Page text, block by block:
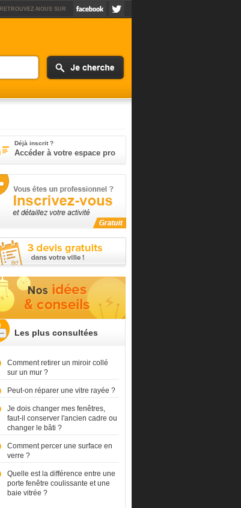
RETROUVEZ-NOUS SUR
Déjà inscrit ?
Accéder à votre espace pro
Les plus consultées
Comment retirer un miroir collé
sur un mur ?
Peut-on réparer une vitre rayée ?
Je dois changer mes fenêtres,
faut-il conserver l'ancien cadre ou
changer le bâti ?
Comment percer une surface en
verre ?
Quelle est la différence entre une
porte fenêtre coulissante et une
baie vitrée ?